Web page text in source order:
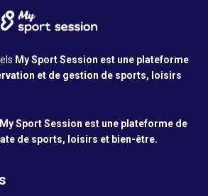
My Sport Session est une plateforme
et de gestion de sports, loisirs
My Sport Session est une plateforme de
de sports, loisirs et bien-être.